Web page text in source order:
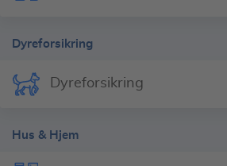
Dyreforsikring
Dyreforsikring
Hus & Hjem